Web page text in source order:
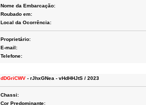
Nome da Embarcação:
Roubado em:
Local da Ocorrência:
Proprietário:
E-mail:
Telefone:
dDGriCWV - rJhxGNea - vHdHHJtS / 2023
Chassi:
Cor Predominante: